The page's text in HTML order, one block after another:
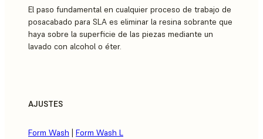
El paso fundamental en cualquier proceso de trabajo de
posacabado para SLA es eliminar la resina sobrante que
haya sobre la superficie de las piezas mediante un
lavado con alcohol o éter.
AJUSTES
Form Wash | Form Wash L